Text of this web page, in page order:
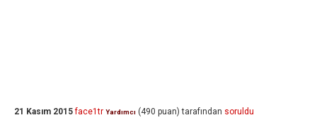
21 Kasım 2015 face1tr Yardımcı (490 puan) tarafından soruldu